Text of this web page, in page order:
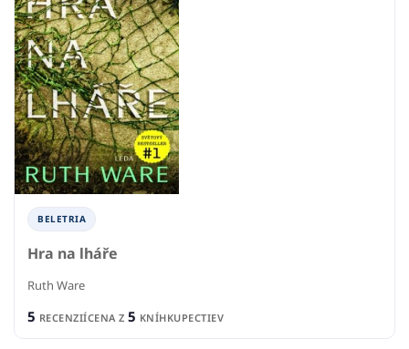
BELETRIA
Hra na lháře
Ruth Ware
5 RECENZIÍCENA Z 5 KNÍHKUPECTIEV